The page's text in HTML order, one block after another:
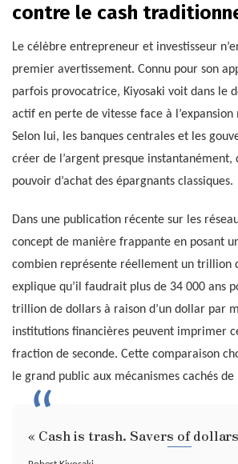
contre le cash
Le célèbre entrepreneur et investisseur
premier avertissement. Connu pour son
parfois provocatrice, Kiyosaki voit dans le
actif en perte de vitesse face à
Selon lui, les banques centrales et les
créer de l’argent presque instantanément,
pouvoir d’achat des épargnants classiques.
Dans une publication récente sur les
concept de manière frappante en posant
combien représente réellement un trillion
explique qu’il faudrait plus de 34 000 ans
trillion de dollars à raison d’un dollar par
institutions financières peuvent imprimer
fraction de seconde. Cette comparaison
le grand public aux mécanismes cachés de
« Cash is trash. Savers of